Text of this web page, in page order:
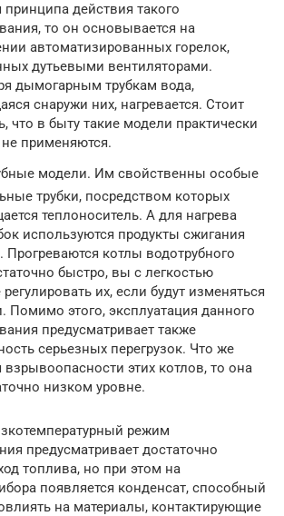
принципа действия такого
то он основывается на
автоматизированных горелок,
дутьевыми вентиляторами.
дымогарным трубкам вода,
снаружи них, нагревается. Стоит
что в быту такие модели практически
применяются.
модели. Им свойственны особые
трубки, посредством которых
теплоноситель. А для нагрева
используются продукты сжигания
Прогреваются котлы водотрубного
быстро, вы с легкостью
их, если будут изменяться
Помимо этого, эксплуатация данного
предусматривает также
серьезных перегрузок. Что же
взрывоопасности этих котлов, то она
низком уровне.
режим
предусматривает достаточно
топлива, но при этом на
появляется конденсат, способный
на материалы, контактирующие